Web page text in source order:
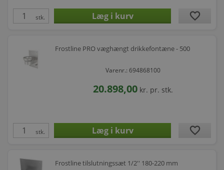
stk. favorite
Frostline PRO væghængt drikkefontæne - 500
Varenr.: 694868100
20.898,00 kr. pr. stk.
stk. favorite
Frostline tilslutningssæt 1/2'' 180-220 mm